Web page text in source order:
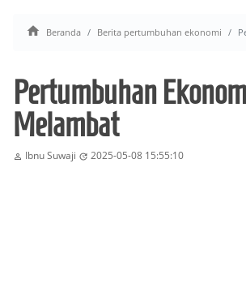
 Beranda Berita pertumbuhan ekonomi
Pertumbuhan
Melambat
 Ibnu Suwaji  2025-05-08 15:55:10